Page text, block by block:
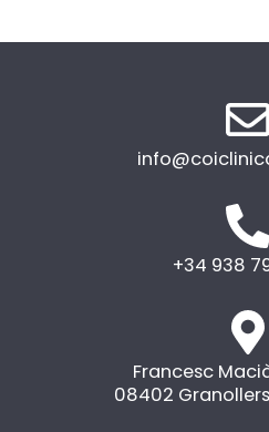
+34 938
Francesc
08402